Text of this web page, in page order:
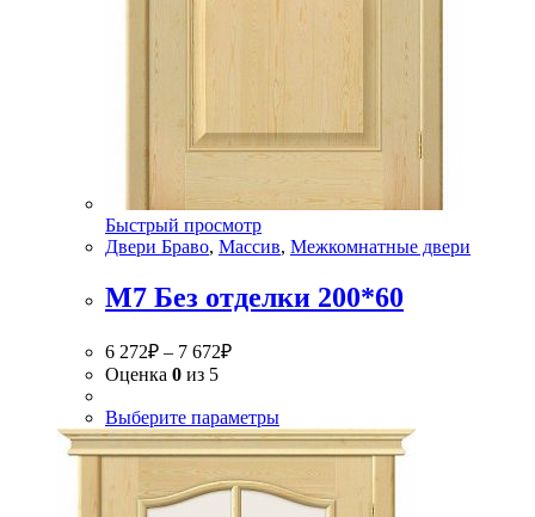
Быстрый просмотр
Двери Браво, Массив, Межкомнатные двери
М7 Без отделки 200*60
6 272₽ – 7 672₽
Оценка 0 из 5
Выберите параметры